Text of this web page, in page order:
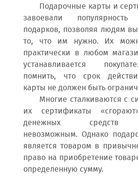
Подарочные карты и
завоевали
подарков, позволяя людям
то, что им нужно. Их
практически в любом
устанавливается
помнить, что срок
карты не должен быть
Многие сталкиваются с
их сертификаты
денежных средств
невозможным. Однако
является товаром в
право на приобретение
определенную сумму.